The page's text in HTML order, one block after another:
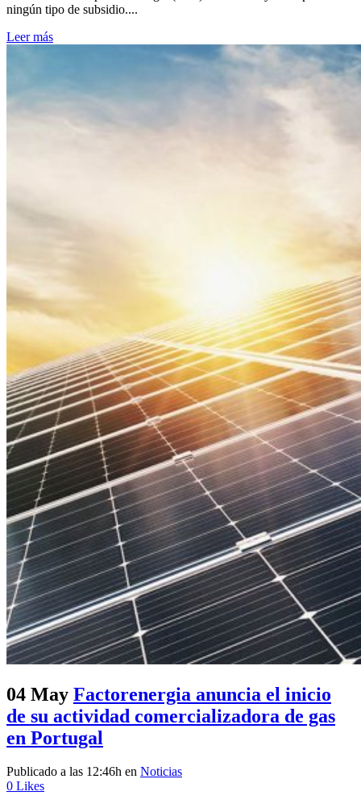
ningún tipo de subsidio....
Leer más
04 May Factorenergia anuncia el inicio
de su actividad comercializadora de gas
en Portugal
Publicado a las 12:46h en Noticias
0 Likes